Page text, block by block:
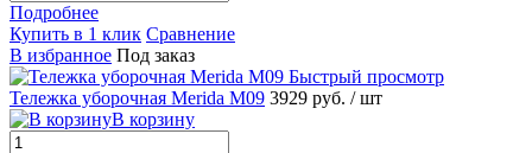
Подробнее
Купить в 1 клик Сравнение
В избранное Под заказ
Быстрый просмотр
Тележка уборочная Merida M09 3929 руб. / шт
В корзину